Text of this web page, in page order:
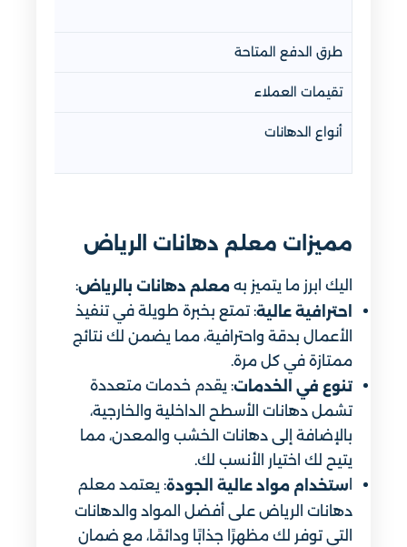
طرق الدفع المتاحة
تقيمات العملاء
أنواع الدهانات
مميزات معلم دهانات الرياض
اليك ابرز ما يتميز به معلم دهانات بالرياض:
احترافية عالية: تمتع بخبرة طويلة في تنفيذ
الأعمال بدقة واحترافية، مما يضمن لك نتائج
ممتازة في كل مرة.
تنوع في الخدمات: يقدم خدمات متعددة
تشمل دهانات الأسطح الداخلية والخارجية،
بالإضافة إلى دهانات الخشب والمعدن، مما
يتيح لك اختيار الأنسب لك.
ستخدام مواد عالية الجودة: يعتمد معلم
دهانات الرياض على أفضل المواد والدهانات
التي توفر لك مظهرًا جذابًا ودائمًا، مع ضمان